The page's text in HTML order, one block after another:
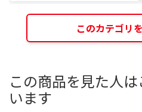
このカテゴリ
この商品を見た人
います